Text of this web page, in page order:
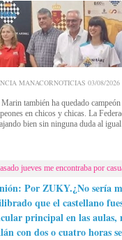
MANACORNOTICIAS 03/08/2026
Marin también ha quedado
en chicos y chicas. La
bien sin ninguna duda al
jueves me encontraba por
Por ZUKY.¿No sería
que el castellano
principal en las aulas,
con dos o cuatro horas